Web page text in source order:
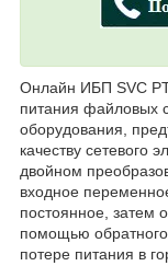
Онлайн ИБП SVC
питания файловых
оборудования,
качеству сетевого
двойном
входное
постоянное, затем
помощью
потере питания в